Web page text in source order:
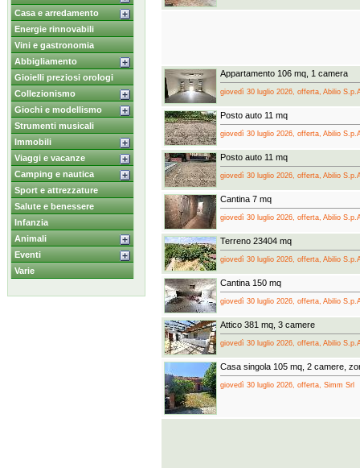
Casa e arredamento
Energie rinnovabili
Vini e gastronomia
Abbigliamento
Gioielli preziosi orologi
Collezionismo
Giochi e modellismo
Strumenti musicali
Immobili
Viaggi e vacanze
Camping e nautica
Sport e attrezzature
Salute e benessere
Infanzia
Animali
Eventi
Varie
Appartamento 106 mq, 1 camera
giovedì 30 luglio 2026, offerta, Abilio
Posto auto 11 mq
giovedì 30 luglio 2026, offerta, Abilio
Posto auto 11 mq
giovedì 30 luglio 2026, offerta, Abilio
Cantina 7 mq
giovedì 30 luglio 2026, offerta, Abilio
Terreno 23404 mq
giovedì 30 luglio 2026, offerta, Abilio
Cantina 150 mq
giovedì 30 luglio 2026, offerta, Abilio
Attico 381 mq, 3 camere
giovedì 30 luglio 2026, offerta, Abilio
Casa singola 105 mq, 2 camere,
giovedì 30 luglio 2026, offerta, Simm Srl